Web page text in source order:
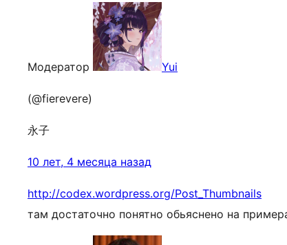
Модератор Yui
(@fierevere)
永子
10 лет, 4 месяца назад
http://codex.wordpress.org/Post_Thumbnails
там достаточно понятно обьяснено на